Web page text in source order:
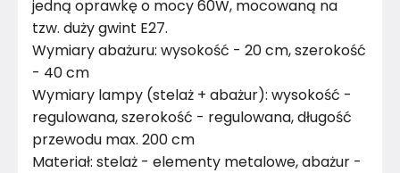
jedną oprawkę o mocy 60W, mocowaną na
tzw. duży gwint E27.
Wymiary abażuru: wysokość - 20 cm, szerokość
- 40 cm
Wymiary lampy (stelaż + abażur): wysokość -
regulowana, szerokość - regulowana, długość
przewodu max. 200 cm
Materiał: stelaż - elementy metalowe, abażur -